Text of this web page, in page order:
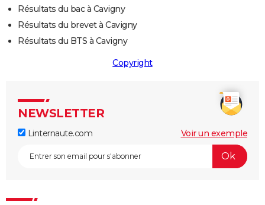
Résultats du bac à Cavigny
Résultats du brevet à Cavigny
Résultats du BTS à Cavigny
Copyright
NEWSLETTER
Linternaute.com Voir un exemple